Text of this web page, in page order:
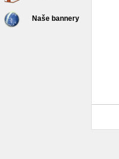
Naše bannery